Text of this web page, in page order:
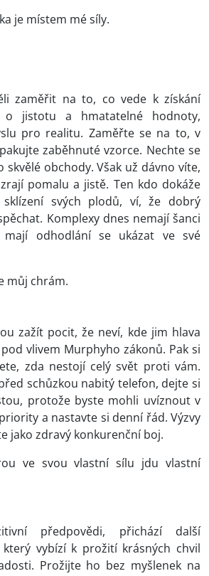
je místem mé síly.
zaměřit na to, co vede k získání
o jistotu a hmatatelné hodnoty,
pro realitu. Zaměřte se na to, v
zaběhnuté vzorce. Nechte se
obchody. Však už dávno víte,
pomalu a jistě. Ten kdo dokáže
svých plodů, ví, že dobrý
Komplexy dnes nemají šanci
odhodlání se ukázat ve své
můj chrám.
zažít pocit, že neví, kde jim hlava
vlivem Murphyho zákonů. Pak si
zda nestojí celý svět proti vám.
schůzkou nabitý telefon, dejte si
protože byste mohli uvíznout v
a nastavte si denní řád. Výzvy
jako zdravý konkurenční boj.
ve svou vlastní sílu jdu vlastní
předpovědi, přichází další
vybízí k prožití krásných chvil
Prožijte ho bez myšlenek na